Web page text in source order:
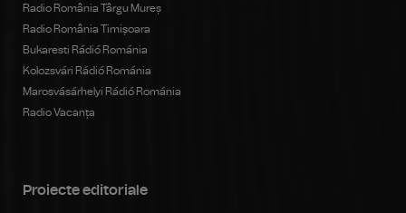
Radio România Târgu Mureș
Radio România Timișoara
Bukaresti Rádió Románia
Kolozsvári Rádió Románia
Marosvásárhelyi Rádió Románia
Radio Vacanța
Proiecte editoriale